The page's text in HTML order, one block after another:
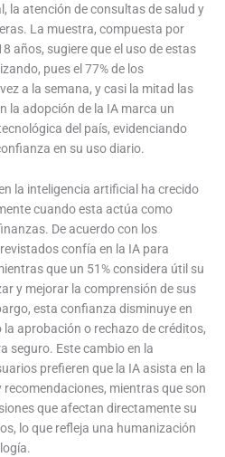
la atención de consultas de salud y
La muestra, compuesta por
años, sugiere que el uso de estas
pues el 77% de los
a la semana, y casi la mitad las
la adopción de la IA marca un
del país, evidenciando
en su uso diario.
la inteligencia artificial ha crecido
cuando esta actúa como
De acuerdo con los
confía en la IA para
que un 51% considera útil su
y mejorar la comprensión de sus
esta confianza disminuye en
aprobación o rechazo de créditos,
seguro. Este cambio en la
prefieren que la IA asista en la
mientras que son
que afectan directamente su
lo que refleja una humanización